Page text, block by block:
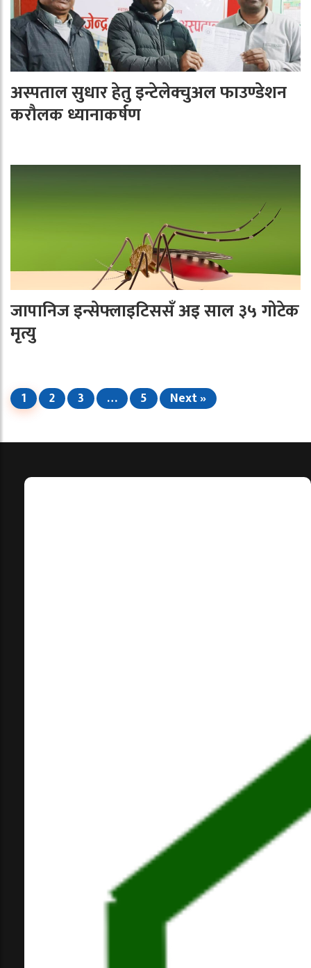
अस्पताल सुधार हेतु इन्टेलेक्चुअल फाउण्डेशन
करौलक ध्यानाकर्षण
जापानिज इन्सेफ्लाइटिससँ अइ साल ३५ गोटेक
मृत्यु
1 2 3 … 5 Next »